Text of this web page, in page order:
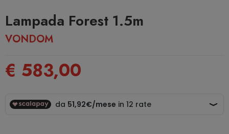
Lampada Forest 1.5m
VONDOM
€ 583,00